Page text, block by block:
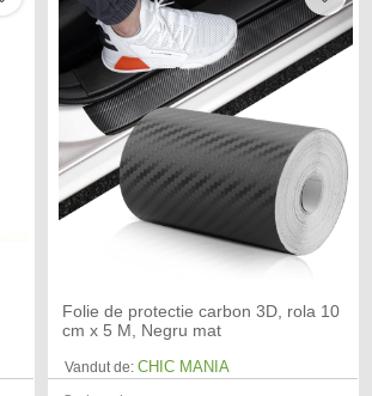
Folie de protectie carbon 3D, rola 10
cm x 5 M, Negru mat
Vandut de: CHIC MANIA